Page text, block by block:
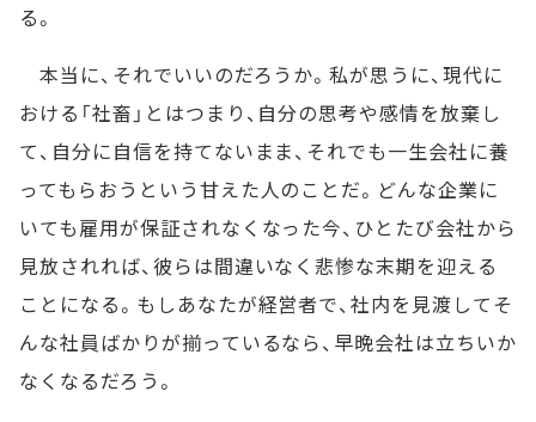
る。
本当に、それでいいのだろうか。私が思うに、現代に
おける「社畜」とはつまり、自分の思考や感情を放棄し
て、自分に自信を持てないまま、それでも一生会社に養
ってもらおうという甘えた人のことだ。どんな企業に
いても雇用が保証されなくなった今、ひとたび会社から
見放されれば、彼らは間違いなく悲惨な末期を迎える
ことになる。もしあなたが経営者で、社内を見渡してそ
んな社員ばかりが揃っているなら、早晩会社は立ちいか
なくなるだろう。